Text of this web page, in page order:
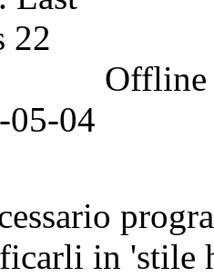
Offline
05-04
in 'stile